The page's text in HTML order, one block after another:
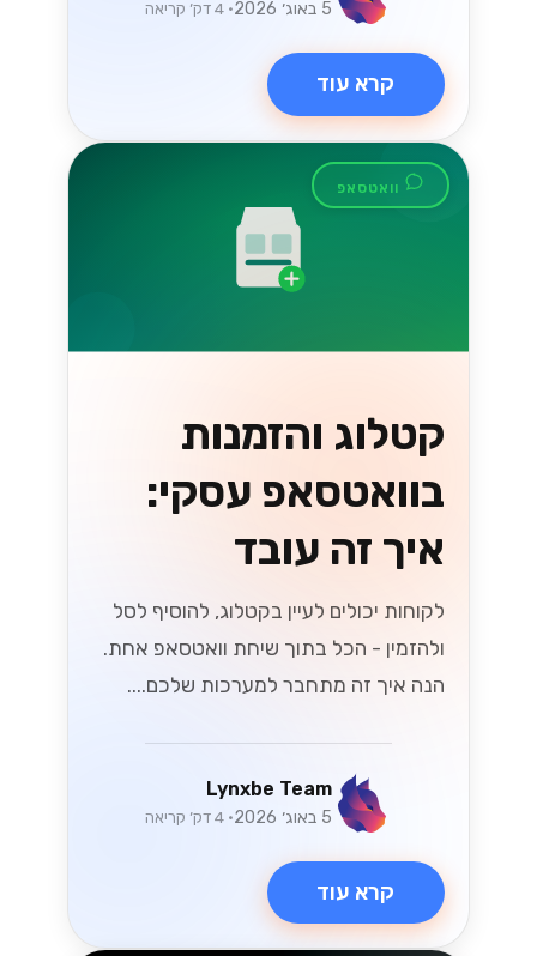
5 באוג׳ 2026 • 4 דק׳ קריאה
קרא עוד
וואטסאפ
קטלוג והזמנות
בוואטסאפ עסקי:
איך זה עובד
לקוחות יכולים לעיין בקטלוג, להוסיף לסל
ולהזמין - הכל בתוך שיחת וואטסאפ אחת.
הנה איך זה מתחבר למערכות שלכם....
Lynxbe Team
5 באוג׳ 2026 • 4 דק׳ קריאה
קרא עוד